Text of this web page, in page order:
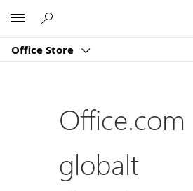
Office Store
Office.com
globalt